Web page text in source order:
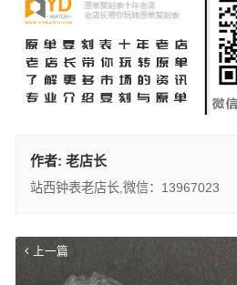
作者: 老店长
站西钟表老店长,微信：13967023
上一篇